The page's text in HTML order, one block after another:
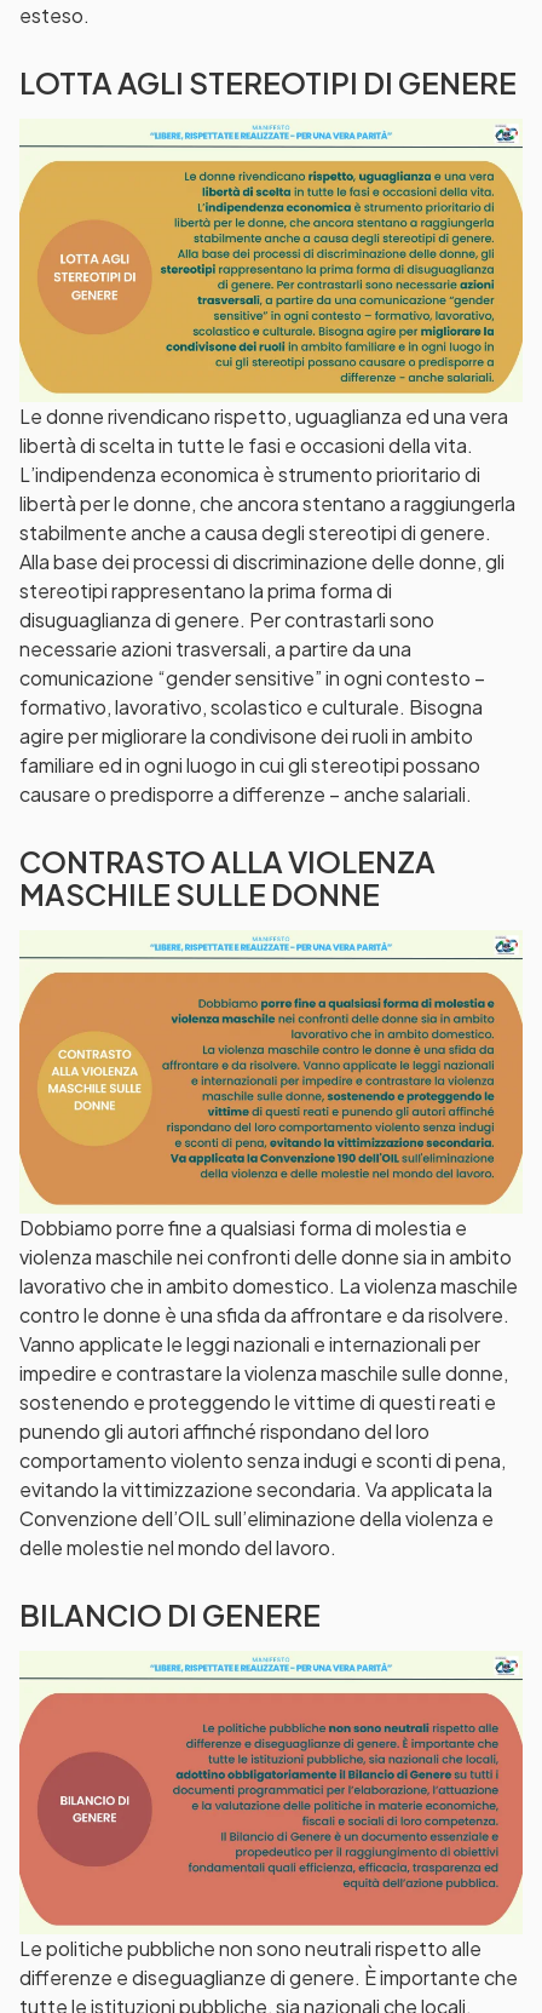
esteso.
LOTTA AGLI STEREOTIPI DI GENERE
Le donne rivendicano rispetto, uguaglianza ed una vera
libertà di scelta in tutte le fasi e occasioni della vita.
L’indipendenza economica è strumento prioritario di
libertà per le donne, che ancora stentano a raggiungerla
stabilmente anche a causa degli stereotipi di genere.
Alla base dei processi di discriminazione delle donne, gli
stereotipi rappresentano la prima forma di
disuguaglianza di genere. Per contrastarli sono
necessarie azioni trasversali, a partire da una
comunicazione “gender sensitive” in ogni contesto –
formativo, lavorativo, scolastico e culturale. Bisogna
agire per migliorare la condivisone dei ruoli in ambito
familiare ed in ogni luogo in cui gli stereotipi possano
causare o predisporre a differenze – anche salariali.
CONTRASTO ALLA VIOLENZA
MASCHILE SULLE DONNE
Dobbiamo porre fine a qualsiasi forma di molestia e
violenza maschile nei confronti delle donne sia in ambito
lavorativo che in ambito domestico. La violenza maschile
contro le donne è una sfida da affrontare e da risolvere.
Vanno applicate le leggi nazionali e internazionali per
impedire e contrastare la violenza maschile sulle donne,
sostenendo e proteggendo le vittime di questi reati e
punendo gli autori affinché rispondano del loro
comportamento violento senza indugi e sconti di pena,
evitando la vittimizzazione secondaria. Va applicata la
Convenzione dell’OIL sull’eliminazione della violenza e
delle molestie nel mondo del lavoro.
BILANCIO DI GENERE
Le politiche pubbliche non sono neutrali rispetto alle
differenze e diseguaglianze di genere. È importante che
tutte le istituzioni pubbliche, sia nazionali che locali,